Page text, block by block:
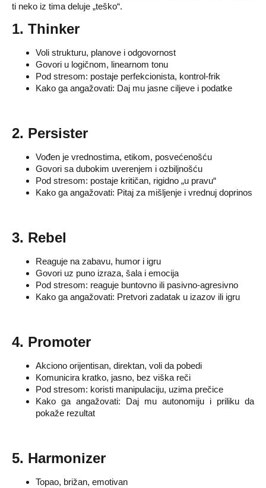
ti neko iz tima deluje „teško“.
1. Thinker
Voli strukturu, planove i odgovornost
Govori u logičnom, linearnom tonu
Pod stresom: postaje perfekcionista, kontrol-frik
Kako ga angažovati: Daj mu jasne ciljeve i podatke
2. Persister
Vođen je vrednostima, etikom, posvećenošću
Govori sa dubokim uverenjem i ozbiljnošću
Pod stresom: postaje kritičan, rigidno „u pravu“
Kako ga angažovati: Pitaj za mišljenje i vrednuj doprinos
3. Rebel
Reaguje na zabavu, humor i igru
Govori uz puno izraza, šala i emocija
Pod stresom: reaguje buntovno ili pasivno-agresivno
Kako ga angažovati: Pretvori zadatak u izazov ili igru
4. Promoter
Akciono orijentisan, direktan, voli da pobedi
Komunicira kratko, jasno, bez viška reči
Pod stresom: koristi manipulaciju, uzima prečice
Kako ga angažovati: Daj mu autonomiju i priliku da
pokaže rezultat
5. Harmonizer
Topao, brižan, emotivan